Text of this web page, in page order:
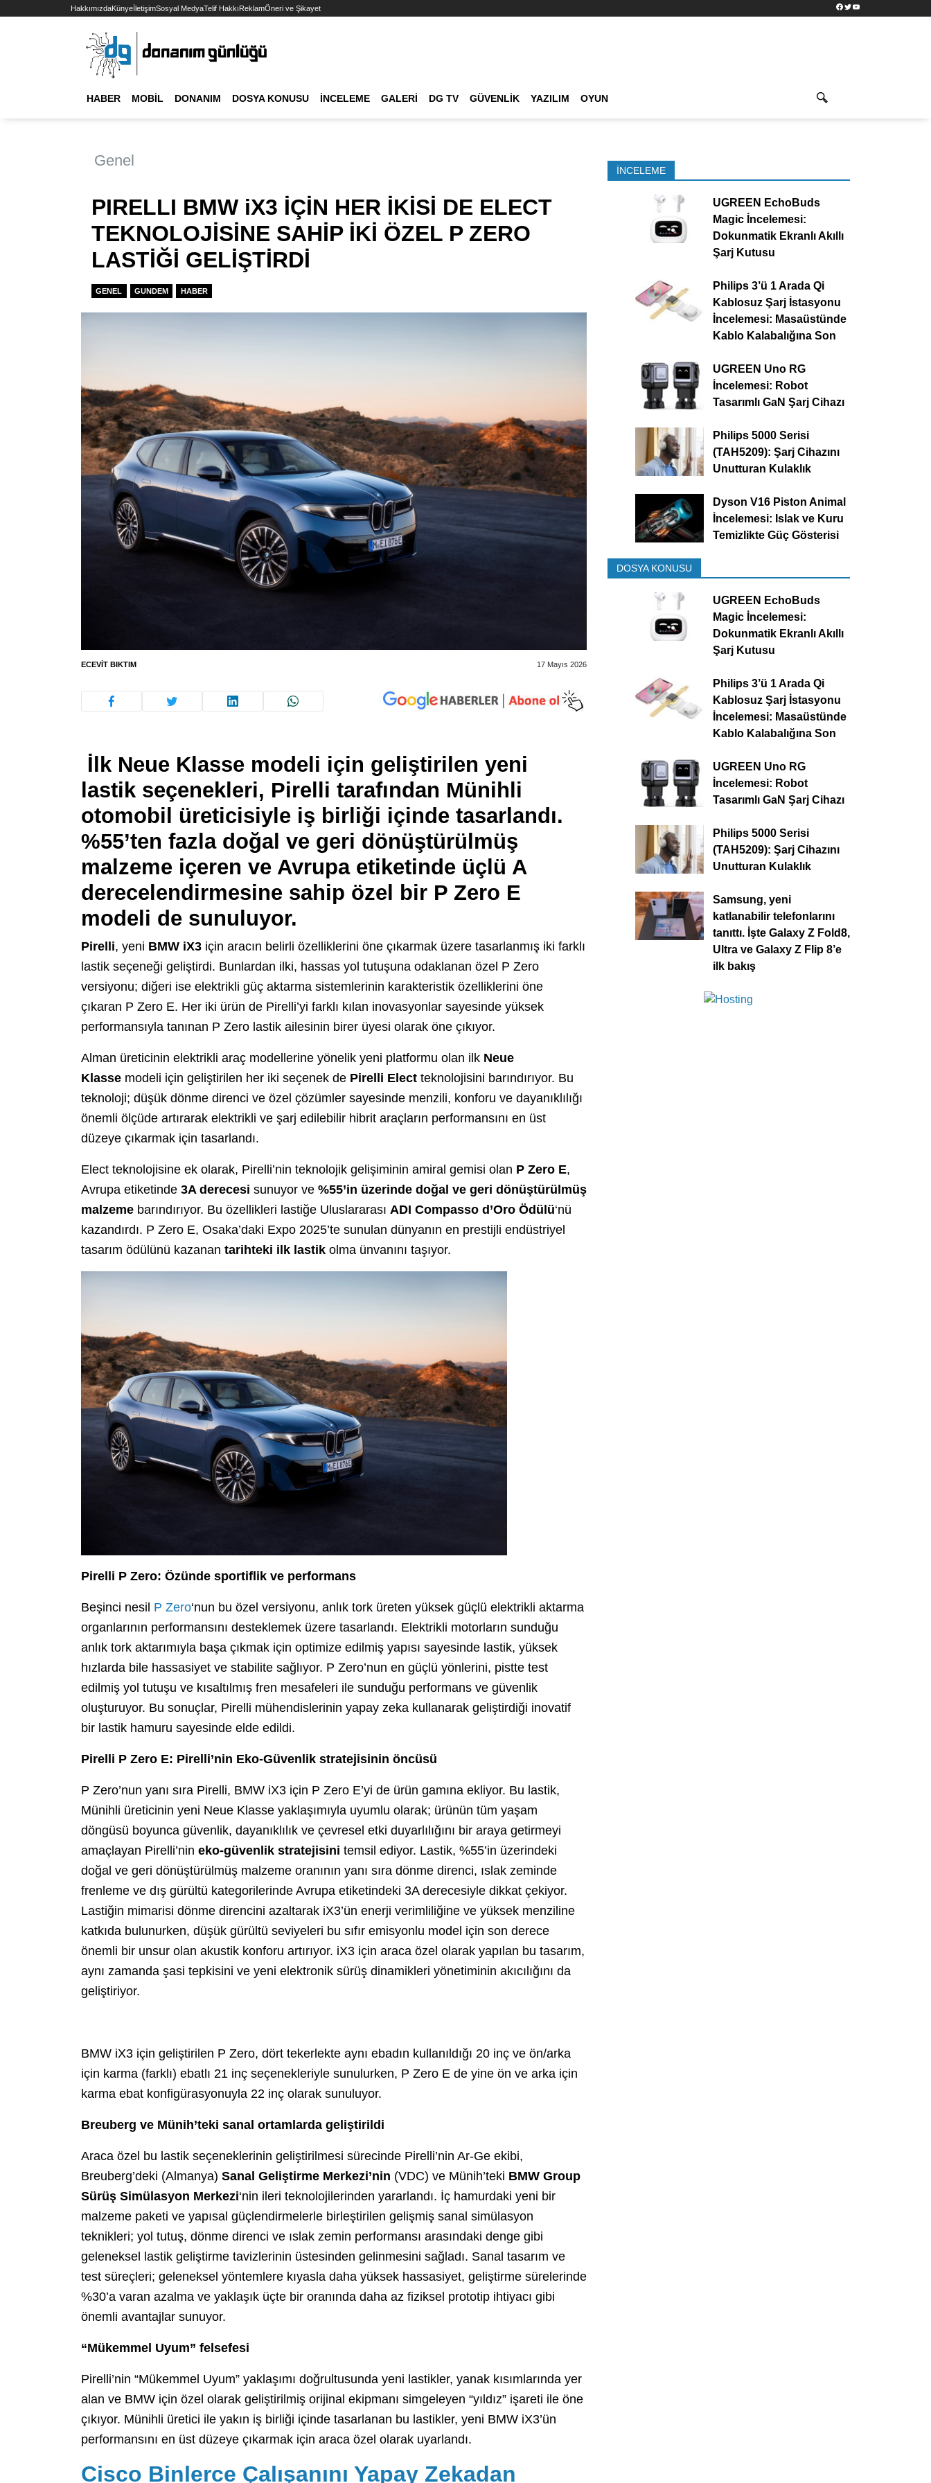
HakkımızdaKünyeİletişimSosyal MedyaTelif HakkıReklamÖneri ve Şikayet Facebook
TwitterYouTube
HABER MOBIL DONANIM DOSYA KONUSU İNCELEME GALERI DG TV GÜVENLIK YAZILIM OYUN
Genel
PIRELLI BMW iX3 İÇİN HER İKİSİ DE ELECT
TEKNOLOJİSİNE SAHİP İKİ ÖZEL P ZERO
LASTİĞİ GELİŞTİRDİ
GENEL GUNDEM HABER
ECEVIT BIKTIM 17 Mayıs 2026
İlk Neue Klasse modeli için geliştirilen yeni
lastik seçenekleri, Pirelli tarafından Münihli
otomobil üreticisiyle iş birliği içinde tasarlandı.
%55’ten fazla doğal ve geri dönüştürülmüş
malzeme içeren ve Avrupa etiketinde üçlü A
derecelendirmesine sahip özel bir P Zero E
modeli de sunuluyor.
Pirelli, yeni BMW iX3 için aracın belirli özelliklerini öne çıkarmak üzere tasarlanmış iki farklı
lastik seçeneği geliştirdi. Bunlardan ilki, hassas yol tutuşuna odaklanan özel P Zero
versiyonu; diğeri ise elektrikli güç aktarma sistemlerinin karakteristik özelliklerini öne
çıkaran P Zero E. Her iki ürün de Pirelli’yi farklı kılan inovasyonlar sayesinde yüksek
performansıyla tanınan P Zero lastik ailesinin birer üyesi olarak öne çıkıyor.
Alman üreticinin elektrikli araç modellerine yönelik yeni platformu olan ilk Neue
Klasse modeli için geliştirilen her iki seçenek de Pirelli Elect teknolojisini barındırıyor. Bu
teknoloji; düşük dönme direnci ve özel çözümler sayesinde menzili, konforu ve dayanıklılığı
önemli ölçüde artırarak elektrikli ve şarj edilebilir hibrit araçların performansını en üst
düzeye çıkarmak için tasarlandı.
Elect teknolojisine ek olarak, Pirelli’nin teknolojik gelişiminin amiral gemisi olan P Zero E,
Avrupa etiketinde 3A derecesi sunuyor ve %55’in üzerinde doğal ve geri dönüştürülmüş
malzeme barındırıyor. Bu özellikleri lastiğe Uluslararası ADI Compasso d’Oro Ödülü‘nü
kazandırdı. P Zero E, Osaka’daki Expo 2025’te sunulan dünyanın en prestijli endüstriyel
tasarım ödülünü kazanan tarihteki ilk lastik olma ünvanını taşıyor.
Pirelli P Zero: Özünde sportiflik ve performans
Beşinci nesil P Zero‘nun bu özel versiyonu, anlık tork üreten yüksek güçlü elektrikli aktarma
organlarının performansını desteklemek üzere tasarlandı. Elektrikli motorların sunduğu
anlık tork aktarımıyla başa çıkmak için optimize edilmiş yapısı sayesinde lastik, yüksek
hızlarda bile hassasiyet ve stabilite sağlıyor. P Zero’nun en güçlü yönlerini, pistte test
edilmiş yol tutuşu ve kısaltılmış fren mesafeleri ile sunduğu performans ve güvenlik
oluşturuyor. Bu sonuçlar, Pirelli mühendislerinin yapay zeka kullanarak geliştirdiği inovatif
bir lastik hamuru sayesinde elde edildi.
Pirelli P Zero E: Pirelli’nin Eko-Güvenlik stratejisinin öncüsü
P Zero’nun yanı sıra Pirelli, BMW iX3 için P Zero E’yi de ürün gamına ekliyor. Bu lastik,
Münihli üreticinin yeni Neue Klasse yaklaşımıyla uyumlu olarak; ürünün tüm yaşam
döngüsü boyunca güvenlik, dayanıklılık ve çevresel etki duyarlılığını bir araya getirmeyi
amaçlayan Pirelli’nin eko-güvenlik stratejisini temsil ediyor. Lastik, %55’in üzerindeki
doğal ve geri dönüştürülmüş malzeme oranının yanı sıra dönme direnci, ıslak zeminde
frenleme ve dış gürültü kategorilerinde Avrupa etiketindeki 3A derecesiyle dikkat çekiyor.
Lastiğin mimarisi dönme direncini azaltarak iX3’ün enerji verimliliğine ve yüksek menziline
katkıda bulunurken, düşük gürültü seviyeleri bu sıfır emisyonlu model için son derece
önemli bir unsur olan akustik konforu artırıyor. iX3 için araca özel olarak yapılan bu tasarım,
aynı zamanda şasi tepkisini ve yeni elektronik sürüş dinamikleri yönetiminin akıcılığını da
geliştiriyor.
BMW iX3 için geliştirilen P Zero, dört tekerlekte aynı ebadın kullanıldığı 20 inç ve ön/arka
için karma (farklı) ebatlı 21 inç seçenekleriyle sunulurken, P Zero E de yine ön ve arka için
karma ebat konfigürasyonuyla 22 inç olarak sunuluyor.
Breuberg ve Münih’teki sanal ortamlarda geliştirildi
Araca özel bu lastik seçeneklerinin geliştirilmesi sürecinde Pirelli’nin Ar-Ge ekibi,
Breuberg’deki (Almanya) Sanal Geliştirme Merkezi’nin (VDC) ve Münih’teki BMW Group
Sürüş Simülasyon Merkezi‘nin ileri teknolojilerinden yararlandı. İç hamurdaki yeni bir
malzeme paketi ve yapısal güçlendirmelerle birleştirilen gelişmiş sanal simülasyon
teknikleri; yol tutuş, dönme direnci ve ıslak zemin performansı arasındaki denge gibi
geleneksel lastik geliştirme tavizlerinin üstesinden gelinmesini sağladı. Sanal tasarım ve
test süreçleri; geleneksel yöntemlere kıyasla daha yüksek hassasiyet, geliştirme sürelerinde
%30’a varan azalma ve yaklaşık üçte bir oranında daha az fiziksel prototip ihtiyacı gibi
önemli avantajlar sunuyor.
“Mükemmel Uyum” felsefesi
Pirelli’nin “Mükemmel Uyum” yaklaşımı doğrultusunda yeni lastikler, yanak kısımlarında yer
alan ve BMW için özel olarak geliştirilmiş orijinal ekipmanı simgeleyen “yıldız” işareti ile öne
çıkıyor. Münihli üretici ile yakın iş birliği içinde tasarlanan bu lastikler, yeni BMW iX3’ün
performansını en üst düzeye çıkarmak için araca özel olarak uyarlandı.
Cisco Binlerce Çalışanını Yapay Zekadan
İNCELEME
UGREEN EchoBuds
Magic İncelemesi:
Dokunmatik Ekranlı Akıllı
Şarj Kutusu
Philips 3’ü 1 Arada Qi
Kablosuz Şarj İstasyonu
İncelemesi: Masaüstünde
Kablo Kalabalığına Son
UGREEN Uno RG
İncelemesi: Robot
Tasarımlı GaN Şarj Cihazı
Philips 5000 Serisi
(TAH5209): Şarj Cihazını
Unutturan Kulaklık
Dyson V16 Piston Animal
İncelemesi: Islak ve Kuru
Temizlikte Güç Gösterisi
DOSYA KONUSU
UGREEN EchoBuds
Magic İncelemesi:
Dokunmatik Ekranlı Akıllı
Şarj Kutusu
Philips 3’ü 1 Arada Qi
Kablosuz Şarj İstasyonu
İncelemesi: Masaüstünde
Kablo Kalabalığına Son
UGREEN Uno RG
İncelemesi: Robot
Tasarımlı GaN Şarj Cihazı
Philips 5000 Serisi
(TAH5209): Şarj Cihazını
Unutturan Kulaklık
Samsung, yeni
katlanabilir telefonlarını
tanıttı. İşte Galaxy Z Fold8,
Ultra ve Galaxy Z Flip 8’e
ilk bakış